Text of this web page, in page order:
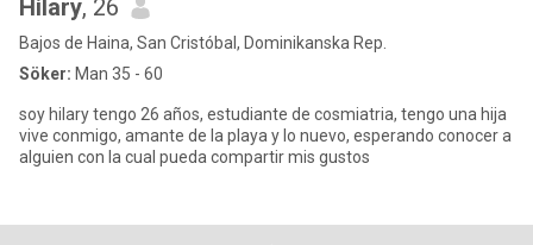
Hilary, 26
Bajos de Haina, San Cristóbal, Dominikanska Rep.
Söker: Man 35 - 60
soy hilary tengo 26 años, estudiante de cosmiatria, tengo una hija
vive conmigo, amante de la playa y lo nuevo, esperando conocer a
alguien con la cual pueda compartir mis gustos